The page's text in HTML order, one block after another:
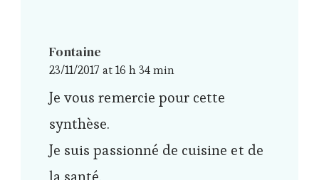
Fontaine
23/11/2017 at 16 h 34 min
Je vous remercie pour cette
synthèse.
Je suis passionné de cuisine et de
la santé.